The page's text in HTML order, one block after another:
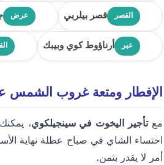
القصر قصر بيلربي عرض
عبر أرناؤوط كوي وبيبك
الإفطار ومتعة غروب الشمس
معتأجير اليخوت في سينجيلكوي،
احتساء الشاي في صباح عطلة نهاية
أمر لا يقدر بثمن.